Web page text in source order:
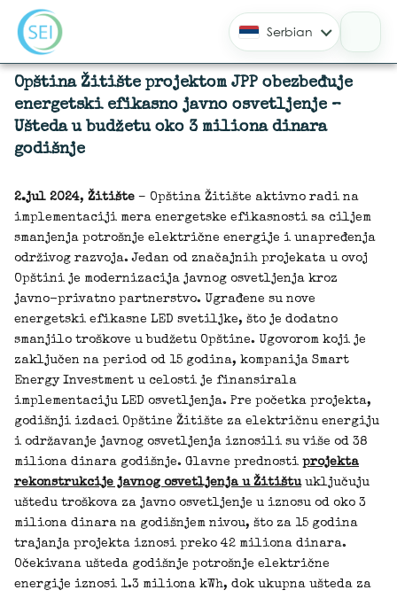
Serbian
Opština Žitište projektom JPP obezbeđuje
energetski efikasno javno osvetljenje –
Ušteda u budžetu oko 3 miliona dinara
godišnje
2.jul 2024, Žitište – Opština Žitište aktivno radi na
implementaciji mera energetske efikasnosti sa ciljem
smanjenja potrošnje električne energije i unapređenja
održivog razvoja. Jedan od značajnih projekata u ovoj
Opštini je modernizacija javnog osvetljenja kroz
javno-privatno partnerstvo. Ugrađene su nove
energetski efikasne LED svetiljke, što je dodatno
smanjilo troškove u budžetu Opštine. Ugovorom koji je
zaključen na period od 15 godina, kompanija Smart
Energy Investment u celosti je finansirala
implementaciju LED osvetljenja. Pre početka projekta,
godišnji izdaci Opštine Žitište za električnu energiju
i održavanje javnog osvetljenja iznosili su više od 38
miliona dinara godišnje. Glavne prednosti projekta
rekonstrukcije javnog osvetljenja u Žitištuuključuju
uštedu troškova za javno osvetljenje u iznosu od oko 3
miliona dinara na godišnjem nivou, što za 15 godina
trajanja projekta iznosi preko 42 miliona dinara.
Očekivana ušteda godišnje potrošnje električne
energije iznosi 1.3 miliona kWh, dok ukupna ušteda za